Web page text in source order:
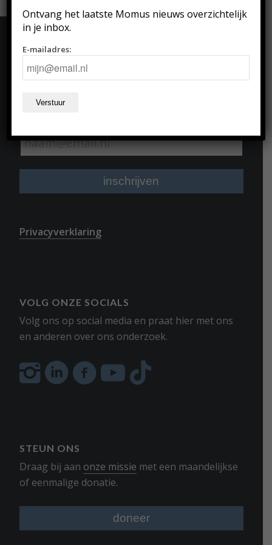
VOLG ONZE NIEUWSBRIEF
Blijf op de hoogte van onze verhalen via onze
nieuwsbrief:
Privacyverklaring
VOLG ONZE SOCIALS
Volg ons op social media en praat hier met ons
en anderen over ons onderzoek.
STEUN ONS
Draag bij aan onze missie met een maandelijkse
of eenmalige donatie.
Ontvang het laatste Momus nieuws overzichtelijk
in je inbox.
E-mailadres: